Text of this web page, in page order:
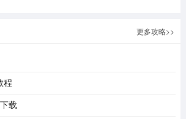
更多攻略>>
程
载